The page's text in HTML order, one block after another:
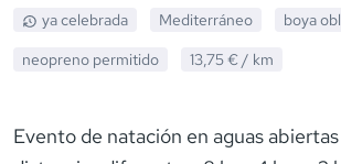
ya celebrada Mediterráneo
boya
neopreno permitido 13,75 € / km
Evento de natación en aguas